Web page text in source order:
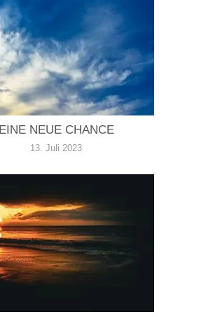
EINE NEUE CHANCE
13. Juli 2023